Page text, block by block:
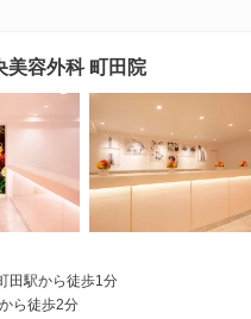
美容外科 町田院
田駅から徒歩1分
ら徒歩2分